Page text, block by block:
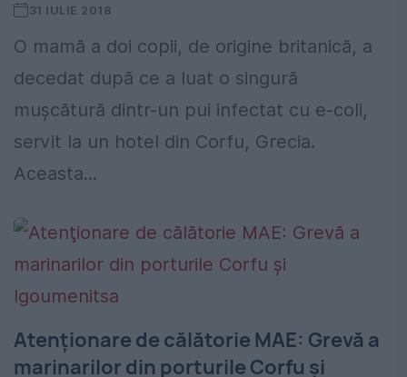
31 IULIE 2018
O mamă a doi copii, de origine britanică, a
decedat după ce a luat o singură
mușcătură dintr-un pui infectat cu e-coli,
servit la un hotel din Corfu, Grecia.
Aceasta...
Atenţionare de călătorie MAE: Grevă a
marinarilor din porturile Corfu şi